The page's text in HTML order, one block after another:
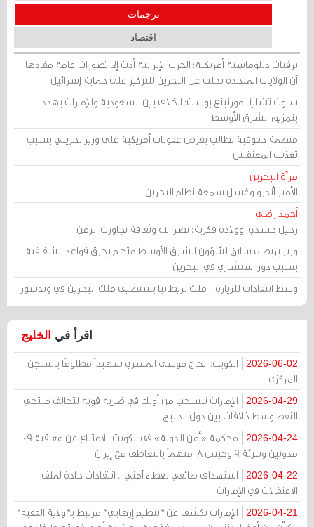
ترجمات
اقتصاد
برقيات دبلوماسية أمريكية: الحرب الإيرانية أدت إلى تصورات عامة مفادها
أن الولايات المتحدة تخلت عن البحرين للتركيز على حماية إسرائيل
ساوث تشاينا مورنينغ بوست: الخلاف بين السعودية والإمارات يهدد
بتمزيق الشرق الأوسط
منظمة حقوقية تطالب بفرض عقوبات أمريكية على وزير بحريني بسبب
تعذيب المعتقلين
مرآة البحرين
الأمير أندرو وغسل سمعة نظام البحرين
أحمد رضي
رحيل جسدي، وولادة فكرية: نصر الله وثقافة تجاوزت الزمن
وزير بريطاني سابق لشؤون الشرق الأوسط متهم بخرق قواعد الشفافية
بسبب دور استشاري في البحرين
وسط انتقادات للزيارة .. ملك بريطانيا يستضيف ملك البحرين في وندسور
اقرأ في الخليج
2026-06-02
الكويت: الحاج موسى المسري شهيداً مظلومًا بالسجن
المركزي
2026-04-29
الإمارات تنسحب من أوبك في ضربة قوية لتحالف منتجي
النفط وسط خلافات بين دول الخليج
2026-04-24
محكمة «أمن الدولة» في الكويت: الامتناع عن معاقبة 109
مدونين وتبرئة 9 وحبس 18 متهماً بالتعاطف مع إيران
2026-04-22
استهداف طائفي بغطاء أمني .. انتقادات حادة لملف
الاعتقالات في الإمارات
2026-04-21
الإمارات تكشف عن "تنظيم إرهابي" مرتبط بـ"ولاية الفقيه"